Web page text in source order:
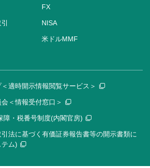
FX
NISA
米ドルMMF
適時開示情報閲覧サービス＞
＜情報受付窓口＞
障・税番号制度(内閣官房)
法に基づく有価証券報告書等の開示書類に
ム)